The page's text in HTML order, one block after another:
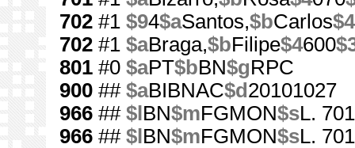
702#1 $94$aSantos,$bCarlos$4
702#1 $aBraga,$bFilipe$4600
801#0 $aPT$bBN$gRPC
900## $aBIBNAC$d 20101027
966## $l BN$mFGMON$sL.
966## $l BN$mFGMON$sL.